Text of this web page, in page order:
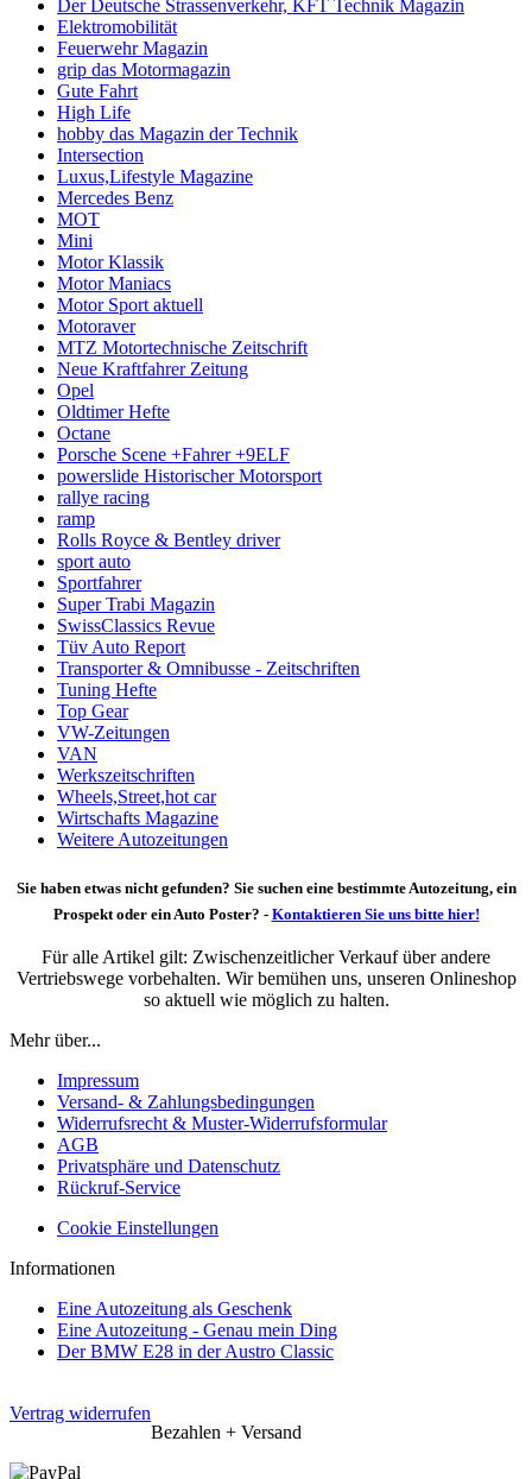
Der Deutsche Strassenverkehr, KFT Technik Magazin
Elektromobilität
Feuerwehr Magazin
grip das Motormagazin
Gute Fahrt
High Life
hobby das Magazin der Technik
Intersection
Luxus,Lifestyle Magazine
Mercedes Benz
MOT
Mini
Motor Klassik
Motor Maniacs
Motor Sport aktuell
Motoraver
MTZ Motortechnische Zeitschrift
Neue Kraftfahrer Zeitung
Opel
Oldtimer Hefte
Octane
Porsche Scene +Fahrer +9ELF
powerslide Historischer Motorsport
rallye racing
ramp
Rolls Royce & Bentley driver
sport auto
Sportfahrer
Super Trabi Magazin
SwissClassics Revue
Tüv Auto Report
Transporter & Omnibusse - Zeitschriften
Tuning Hefte
Top Gear
VW-Zeitungen
VAN
Werkszeitschriften
Wheels,Street,hot car
Wirtschafts Magazine
Weitere Autozeitungen
Sie haben etwas nicht gefunden? Sie suchen eine bestimmte Autozeitung, ein
Prospekt oder ein Auto Poster? - Kontaktieren Sie uns bitte hier!
Für alle Artikel gilt: Zwischenzeitlicher Verkauf über andere
Vertriebswege vorbehalten. Wir bemühen uns, unseren Onlineshop
so aktuell wie möglich zu halten.
Mehr über...
Impressum
Versand- & Zahlungsbedingungen
Widerrufsrecht & Muster-Widerrufsformular
AGB
Privatsphäre und Datenschutz
Rückruf-Service
Cookie Einstellungen
Informationen
Eine Autozeitung als Geschenk
Eine Autozeitung - Genau mein Ding
Der BMW E28 in der Austro Classic
Vertrag widerrufen
Bezahlen + Versand